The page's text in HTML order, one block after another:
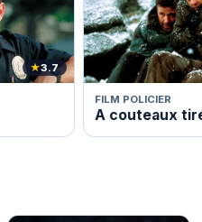
★3.7
FILM POLICIER
A couteaux